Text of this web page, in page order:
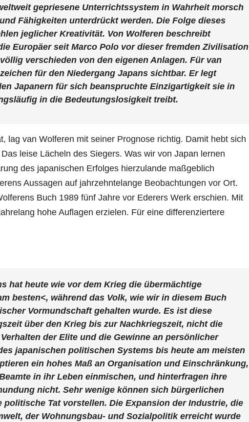
gepriesene Unterrichtssystem in Wahrheit morsch
Fähigkeiten unterdrückt werden. Die Folge dieses
jeglicher Kreativität. Von Wolferen beschreibt
Europäer seit Marco Polo vor dieser fremden Zivilisation
verschieden von den eigenen Anlagen. Für van
für den Niedergang Japans sichtbar. Er legt
Japanern für sich beanspruchte Einzigartigkeit sie in
in die Bedeutungslosigkeit treibt.
lag van Wolferen mit seiner Prognose richtig. Damit hebt sich
leise Lächeln des Siegers. Was wir von Japan lernen
des japanischen Erfolges hierzulande maßgeblich
Aussagen auf jahrzehntelange Beobachtungen vor Ort.
Buch 1989 fünf Jahre vor Ederers Werk erschien. Mit
hohe Auflagen erzielen. Für eine differenziertere
hat heute wie vor dem Krieg die übermächtige
besten<, während das Volk, wie wir in diesem Buch
Vormundschaft gehalten wurde. Es ist diese
über den Krieg bis zur Nachkriegszeit, nicht die
der Elite und die Gewinne an persönlicher
japanischen politischen Systems bis heute am meisten
ein hohes Maß an Organisation und Einschränkung,
in ihr Leben einmischen, und hinterfragen ihre
nicht. Sehr wenige können sich bürgerlichen
politische Tat vorstellen. Die Expansion der Industrie, die
der Wohnungsbau- und Sozialpolitik erreicht wurde